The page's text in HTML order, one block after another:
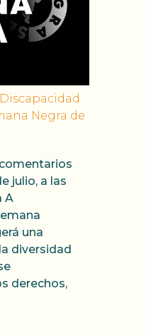
Negra de
julio, a las
A
una
diversidad
derechos,